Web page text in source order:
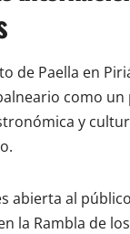
de Paella en
como un
y
abierta al
la Rambla de